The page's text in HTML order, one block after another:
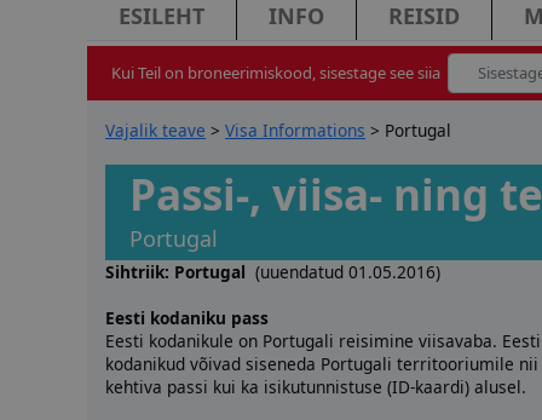
ESILEHT INFO REISID
Kui Teil on broneerimiskood, sisestage see siia
Vajalik teave > Visa Informations > Portugal
Passi-, viisa- ning
Portugal
Sihtriik: Portugal (uuendatud 01.05.2016)
Eesti kodaniku pass
Eesti kodanikule on Portugali reisimine viisavaba. Eesti
kodanikud võivad siseneda Portugali territooriumile nii
kehtiva passi kui ka isikutunnistuse (ID-kaardi) alusel.